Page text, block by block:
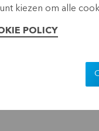
kiezen om alle
POLICY